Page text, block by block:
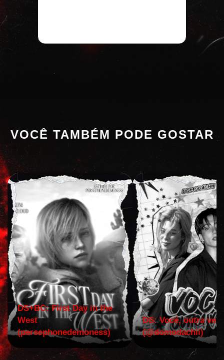
VOCÊ TAMBÉM PODE GOSTAR
DS+BC: First Day in the
West
(persephonedemoness)
DS: Você, outra vez!
(@domodachii)